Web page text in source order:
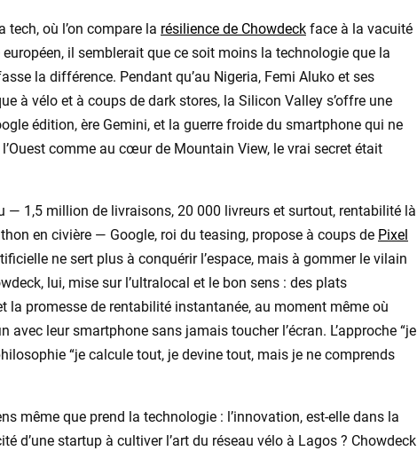
où l’on compare la résilience de Chowdeckface à la vacuité
il semblerait que ce soit moins la technologie que la
la différence. Pendant qu’au Nigeria, Femi Aluko et ses
à vélo et à coups de dark stores, la Silicon Valley s’offre une
édition, ère Gemini, et la guerre froide du smartphone qui ne
comme au cœur de Mountain View, le vrai secret était
— 1,5 million de livraisons, 20 000 livreurs et surtout, rentabilité là
en civière — Google, roi du teasing, propose à coups de Pixel
ne sert plus à conquérir l’espace, mais à gommer le vilain
lui, mise sur l’ultralocal et le bon sens : des plats
la promesse de rentabilité instantanée, au moment même où
avec leur smartphone sans jamais toucher l’écran. L’approche “je
“je calcule tout, je devine tout, mais je ne comprends
même que prend la technologie : l’innovation, est-elle dans la
d’une startup à cultiver l’art du réseau vélo à Lagos ? Chowdeck